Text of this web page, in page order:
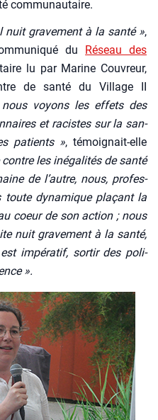
com­mu­nau­taire.
nuit gra­ve­ment à la san­té »,
du Réseau des
lu par Marine Cou­vreur,
de san­té du Vil­lage II
voyons les effets des
et racistes sur la san­
patients », témoi­gnait-elle
contre les inéga­li­tés de san­té
de l’autre, nous, pro­fes­
toute dyna­mique pla­çant la
coeur de son action ; nous
nuit gra­ve­ment à la san­té,
impé­ra­tif, sor­tir des poli­
».